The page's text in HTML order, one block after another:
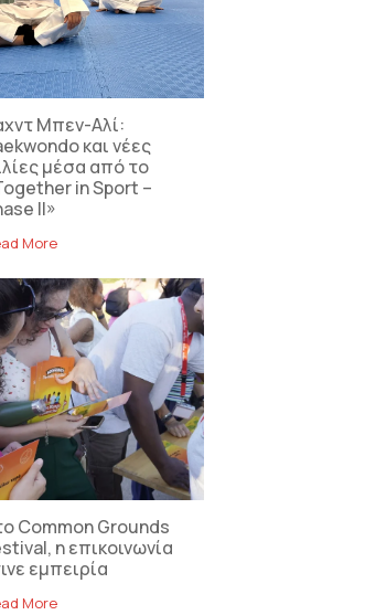
Μπεν-Αλί:
και νέες
μέσα από το
in Sport –
II»
More
Common Grounds
η επικοινωνία
εμπειρία
More